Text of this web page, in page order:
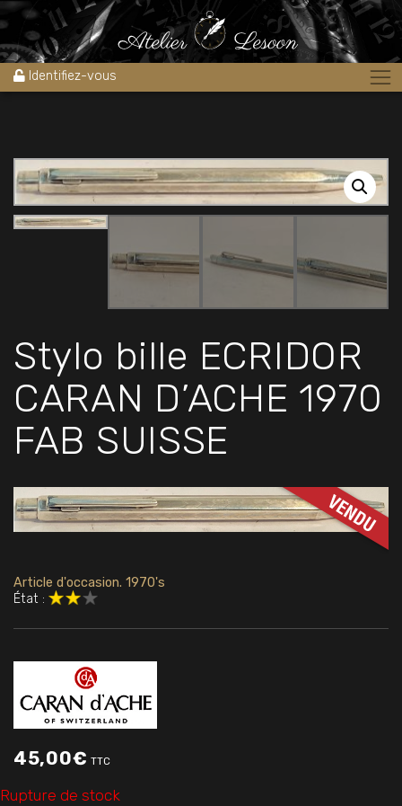
Identifiez-vous
Accueil » Boutique Stylos » Stylo bille ECRIDOR CARAN D’ACHE
1970 FAB SUISSE
Stylo bille ECRIDOR
CARAN D’ACHE 1970
FAB SUISSE
Article d'occasion. 1970's
État :
45,00€ TTC
Rupture de stock